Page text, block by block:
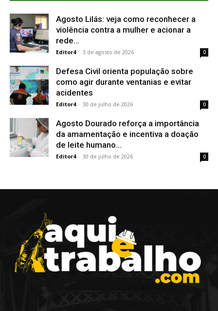
Agosto Lilás: veja como reconhecer a
violência contra a mulher e acionar a
rede...
Editor4 - 3 de agosto de 2026 0
Defesa Civil orienta população sobre
como agir durante ventanias e evitar
acidentes
Editor4 - 30 de julho de 2026 0
Agosto Dourado reforça a importância
da amamentação e incentiva a doação
de leite humano...
Editor4 - 30 de julho de 2026 0